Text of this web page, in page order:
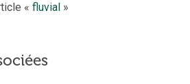
«fluvial »